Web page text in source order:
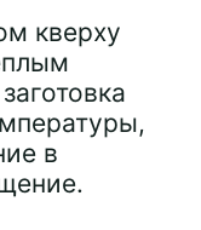
кверху
в